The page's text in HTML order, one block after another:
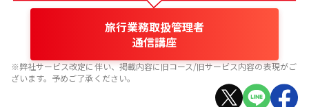
旅行業務取扱管理者
通信講座
※弊社サービス改定に伴い、掲載内容に旧コース/旧サービス内容の表現がご
ざいます。予めご了承ください。